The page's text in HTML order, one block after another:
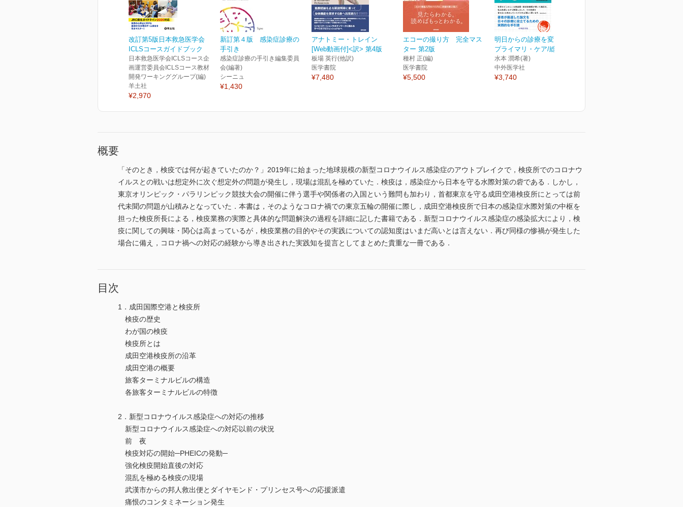
改訂第5版日本救急医学会
ICLSコースガイドブック
日本救急医学会ICLSコース企
画運営委員会ICLSコース教材
開発ワーキンググループ(編)
羊土社
¥2,970
新訂第４版 感染症診療の
手引き
感染症診療の手引き編集委員
会(編著)
シーニュ
¥1,430
アナトミー・トレイン
[Web動画付]<訳> 第4版
板場 英行(他訳)
医学書院
¥7,480
エコーの撮り方 完全マス
ター 第2版
種村 正(編)
医学書院
¥5,500
明日からの診療を変える
プライマリ・ケア/総合診...
水本 潤希(著)
中外医学社
¥3,740
概要
「そのとき，検疫では何が起きていたのか？」2019年に始まった地球規模の新型コロナウイルス感染症のアウトブレイクで，検疫所でのコロナウ
イルスとの戦いは想定外に次ぐ想定外の問題が発生し，現場は混乱を極めていた．検疫は，感染症から日本を守る水際対策の砦である．しかし，
東京オリンピック・パラリンピック競技大会の開催に伴う選手や関係者の入国という難問も加わり，首都東京を守る成田空港検疫所にとっては前
代未聞の問題が山積みとなっていた．本書は，そのようなコロナ禍での東京五輪の開催に際し，成田空港検疫所で日本の感染症水際対策の中枢を
担った検疫所長による，検疫業務の実際と具体的な問題解決の過程を詳細に記した書籍である．新型コロナウイルス感染症の感染拡大により，検
疫に関しての興味・関心は高まっているが，検疫業務の目的やその実践についての認知度はいまだ高いとは言えない．再び同様の惨禍が発生した
場合に備え，コロナ禍への対応の経験から導き出された実践知を提言としてまとめた貴重な一冊である．
目次
1．成田国際空港と検疫所
検疫の歴史
わが国の検疫
検疫所とは
成田空港検疫所の沿革
成田空港の概要
旅客ターミナルビルの構造
各旅客ターミナルビルの特徴
2．新型コロナウイルス感染症への対応の推移
新型コロナウイルス感染症への対応以前の状況
前 夜
検疫対応の開始─PHEICの発動─
強化検疫開始直後の対応
混乱を極める検疫の現場
武漢市からの邦人救出便とダイヤモンド・プリンセス号への応援派遣
痛恨のコンタミネーション発生